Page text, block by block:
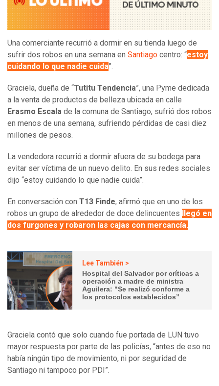
Una comerciante recurrió a dormir en su tienda luego de
sufrir dos robos en una semana en Santiago centro: “estoy
cuidando lo que nadie cuida”.
Graciela, dueña de “Tutitu Tendencia”, una Pyme dedicada
a la venta de productos de belleza ubicada en calle
Erasmo Escala de la comuna de Santiago, sufrió dos robos
en menos de una semana, sufriendo pérdidas de casi diez
millones de pesos.
La vendedora recurrió a dormir afuera de su bodega para
evitar ser víctima de un nuevo delito. En sus redes sociales
dijo “estoy cuidando lo que nadie cuida”.
En conversación con T13 Finde, afirmó que en uno de los
robos un grupo de alrededor de doce delincuentes llegó en
dos furgones y robaron las cajas con mercancía.
Lee También >
Hospital del Salvador por críticas a
operación a madre de ministra
Aguilera: "Se realizó conforme a
los protocolos establecidos”
Graciela contó que solo cuando fue portada de LUN tuvo
mayor respuesta por parte de las policías, “antes de eso no
había ningún tipo de movimiento, ni por seguridad de
Santiago ni tampoco por PDI”.